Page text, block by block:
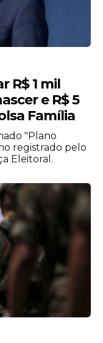
R$ 1 mil
e R$ 5
Família
"Plano
registrado pelo
Eleitoral.